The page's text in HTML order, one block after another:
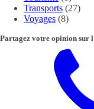
Transports (27)
Voyages (8)
Partagez votre opinion sur